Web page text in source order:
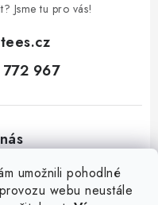
umožnili pohodlné
webu neustále
Jsme tu pro vás!
967